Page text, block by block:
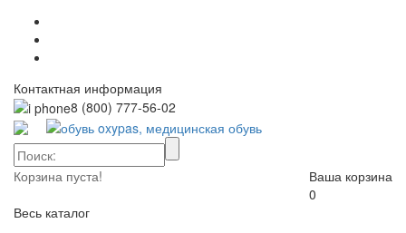
Контактная информация
8 (800) 777-56-02
Ваша корзина
0
Корзина пуста!
Весь каталог